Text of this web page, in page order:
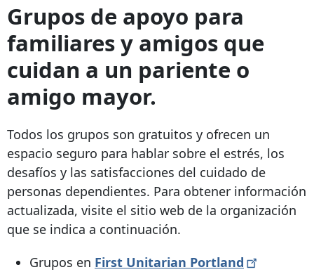
Grupos de apoyo para
familiares y amigos que
cuidan a un pariente o
amigo mayor.
Todos los grupos son gratuitos y ofrecen un
espacio seguro para hablar sobre el estrés, los
desafíos y las satisfacciones del cuidado de
personas dependientes. Para obtener información
actualizada, visite el sitio web de la organización
que se indica a continuación.
Grupos en First Unitarian Portland